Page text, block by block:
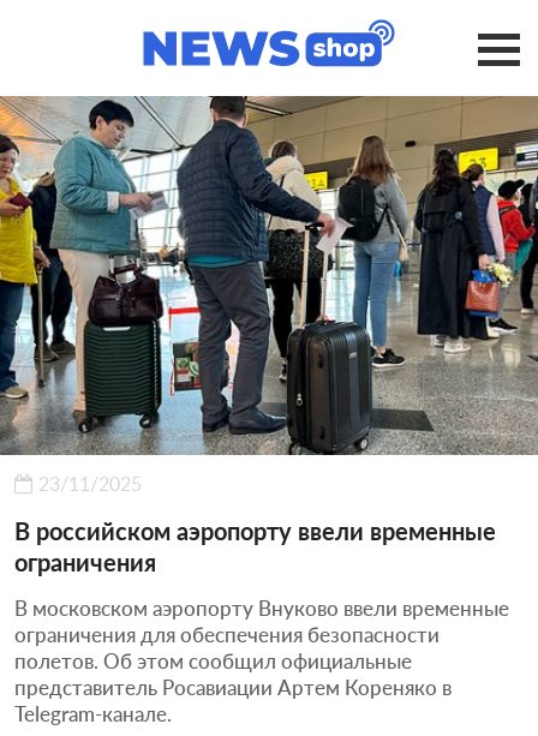
23/11/2025
В российском аэропорту ввели временные
ограничения
В московском аэропорту Внуково ввели временные
ограничения для обеспечения безопасности
полетов. Об этом сообщил официальные
представитель Росавиации Артем Кореняко в
Telegram-канале.